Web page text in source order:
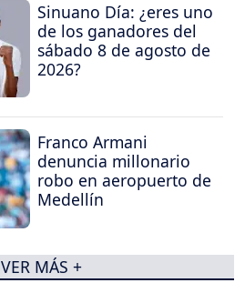
Sinuano Día: ¿eres uno
de los ganadores del
sábado 8 de agosto de
2026?
Franco Armani
denuncia millonario
robo en aeropuerto de
Medellín
VER MÁS +